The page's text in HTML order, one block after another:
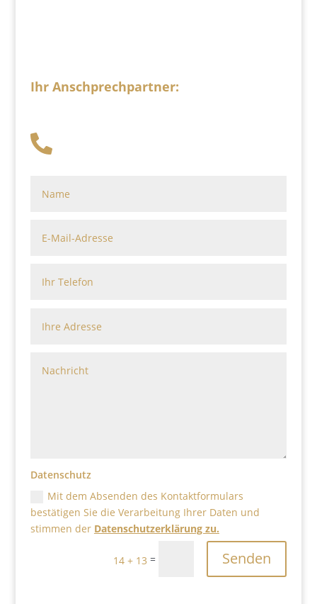
Ihr Anschprechpartner:

Datenschutz
Mit dem Absenden des Kontaktformulars
bestätigen Sie die Verarbeitung Ihrer Daten und
stimmen der Datenschutzerklärung zu.
14 + 13 = Senden